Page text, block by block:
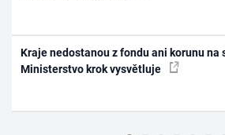
Kraje nedostanou z fondu ani korunu na
Ministerstvo krok vysvětluje